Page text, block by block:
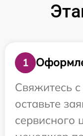
1
Свяжитесь
оставьте
сервисного